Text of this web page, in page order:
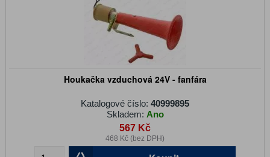
Houkačka vzduchová 24V - fanfára
Katalogové číslo: 40999895
Skladem: Ano
567 Kč
468 Kč (bez DPH)